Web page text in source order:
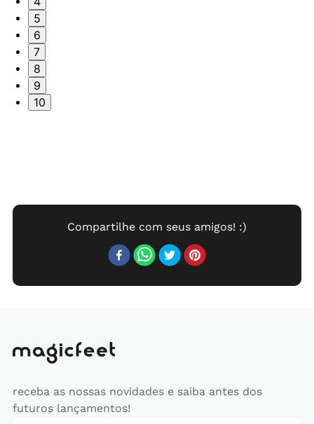
5
6
7
8
9
10
receba as nossas novidades e saiba antes dos
futuros lançamentos!